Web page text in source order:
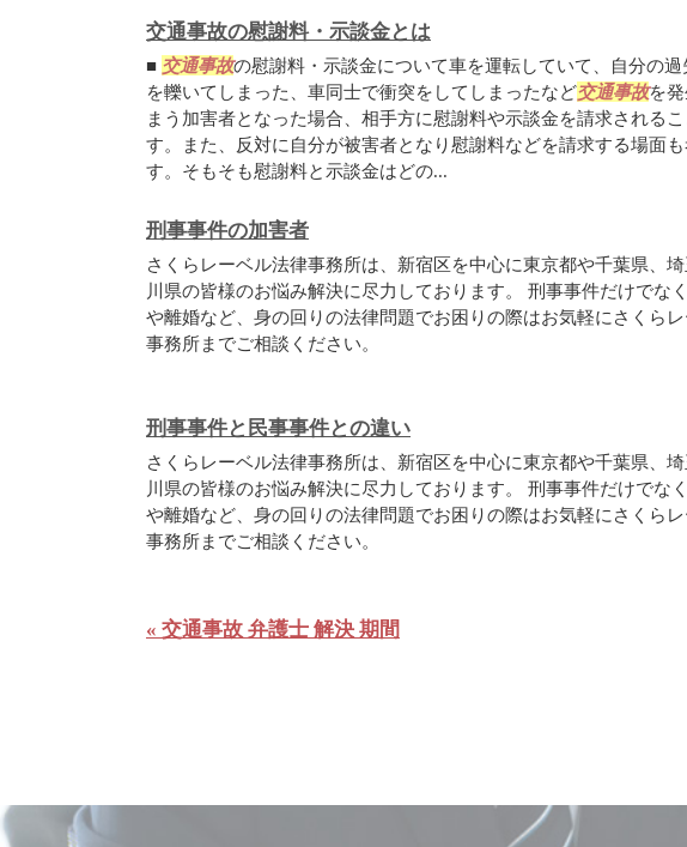
交通事故の慰謝料・示談金とは
■ 交通事故の慰謝料・示談金について車を運転していて、自分の過
を轢いてしまった、車同士で衝突をしてしまったなど交通事故を
まう加害者となった場合、相手方に慰謝料や示談金を請求される
す。また、反対に自分が被害者となり慰謝料などを請求する場面も
す。そもそも慰謝料と示談金はどの...
刑事事件の加害者
さくらレーベル法律事務所は、新宿区を中心に東京都や千葉県、
川県の皆様のお悩み解決に尽力しております。 刑事事件だけでなく
や離婚など、身の回りの法律問題でお困りの際はお気軽にさくら
事務所までご相談ください。
刑事事件と民事事件との違い
さくらレーベル法律事務所は、新宿区を中心に東京都や千葉県、
川県の皆様のお悩み解決に尽力しております。 刑事事件だけでなく
や離婚など、身の回りの法律問題でお困りの際はお気軽にさくら
事務所までご相談ください。
« 交通事故 弁護士 解決 期間